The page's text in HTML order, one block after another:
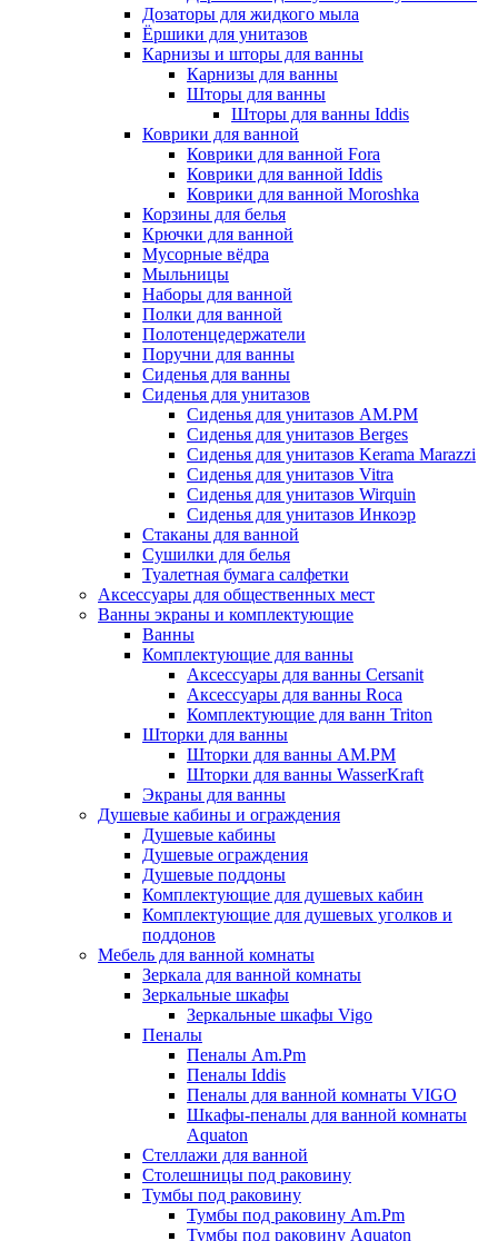
Дозаторы для жидкого мыла
Ёршики для унитазов
Карнизы и шторы для ванны
Карнизы для ванны
Шторы для ванны
Шторы для ванны Iddis
Коврики для ванной
Коврики для ванной Fora
Коврики для ванной Iddis
Коврики для ванной Moroshka
Корзины для белья
Крючки для ванной
Мусорные вёдра
Мыльницы
Наборы для ванной
Полки для ванной
Полотенцедержатели
Поручни для ванны
Сиденья для ванны
Сиденья для унитазов
Сиденья для унитазов AM.PM
Сиденья для унитазов Berges
Сиденья для унитазов Kerama Marazzi
Сиденья для унитазов Vitra
Сиденья для унитазов Wirquin
Сиденья для унитазов Инкоэр
Стаканы для ванной
Сушилки для белья
Туалетная бумага салфетки
Аксессуары для общественных мест
Ванны экраны и комплектующие
Ванны
Комплектующие для ванны
Аксессуары для ванны Cersanit
Аксессуары для ванны Roca
Комплектующие для ванн Triton
Шторки для ванны
Шторки для ванны AM.PM
Шторки для ванны WasserKraft
Экраны для ванны
Душевые кабины и ограждения
Душевые кабины
Душевые ограждения
Душевые поддоны
Комплектующие для душевых кабин
Комплектующие для душевых уголков и
поддонов
Мебель для ванной комнаты
Зеркала для ванной комнаты
Зеркальные шкафы
Зеркальные шкафы Vigo
Пеналы
Пеналы Am.Pm
Пеналы Iddis
Пеналы для ванной комнаты VIGO
Шкафы-пеналы для ванной комнаты
Aquaton
Стеллажи для ванной
Столешницы под раковину
Тумбы под раковину
Тумбы под раковину Am.Pm
Тумбы под раковину Aquaton